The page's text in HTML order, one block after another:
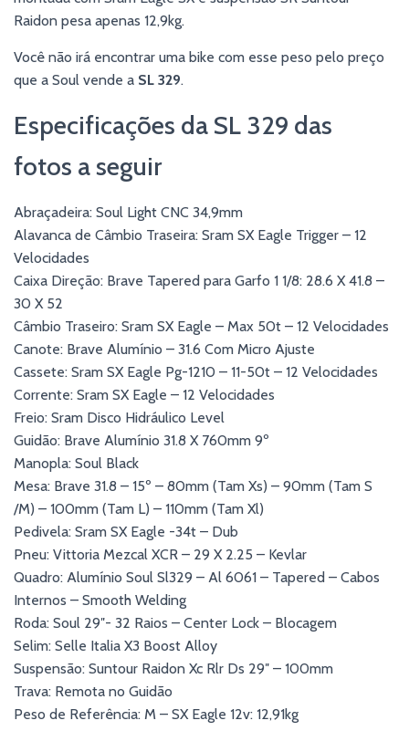
Raidon pesa apenas 12,9kg.
Você não irá encontrar uma bike com esse peso pelo preço
que a Soul vende a SL 329.
Especificações da SL 329 das
fotos a seguir
Abraçadeira: Soul Light CNC 34,9mm
Alavanca de Câmbio Traseira: Sram SX Eagle Trigger – 12
Velocidades
Caixa Direção: Brave Tapered para Garfo 1 1/8: 28.6 X 41.8 –
30 X 52
Câmbio Traseiro: Sram SX Eagle – Max 50t – 12 Velocidades
Canote: Brave Alumínio – 31.6 Com Micro Ajuste
Cassete: Sram SX Eagle Pg-1210 – 11-50t – 12 Velocidades
Corrente: Sram SX Eagle – 12 Velocidades
Freio: Sram Disco Hidráulico Level
Guidão: Brave Alumínio 31.8 X 760mm 9º
Manopla: Soul Black
Mesa: Brave 31.8 – 15º – 80mm (Tam Xs) – 90mm (Tam S
/M) – 100mm (Tam L) – 110mm (Tam Xl)
Pedivela: Sram SX Eagle -34t – Dub
Pneu: Vittoria Mezcal XCR – 29 X 2.25 – Kevlar
Quadro: Alumínio Soul Sl329 – Al 6061 – Tapered – Cabos
Internos – Smooth Welding
Roda: Soul 29″- 32 Raios – Center Lock – Blocagem
Selim: Selle Italia X3 Boost Alloy
Suspensão: Suntour Raidon Xc Rlr Ds 29″ – 100mm
Trava: Remota no Guidão
Peso de Referência: M – SX Eagle 12v: 12,91kg